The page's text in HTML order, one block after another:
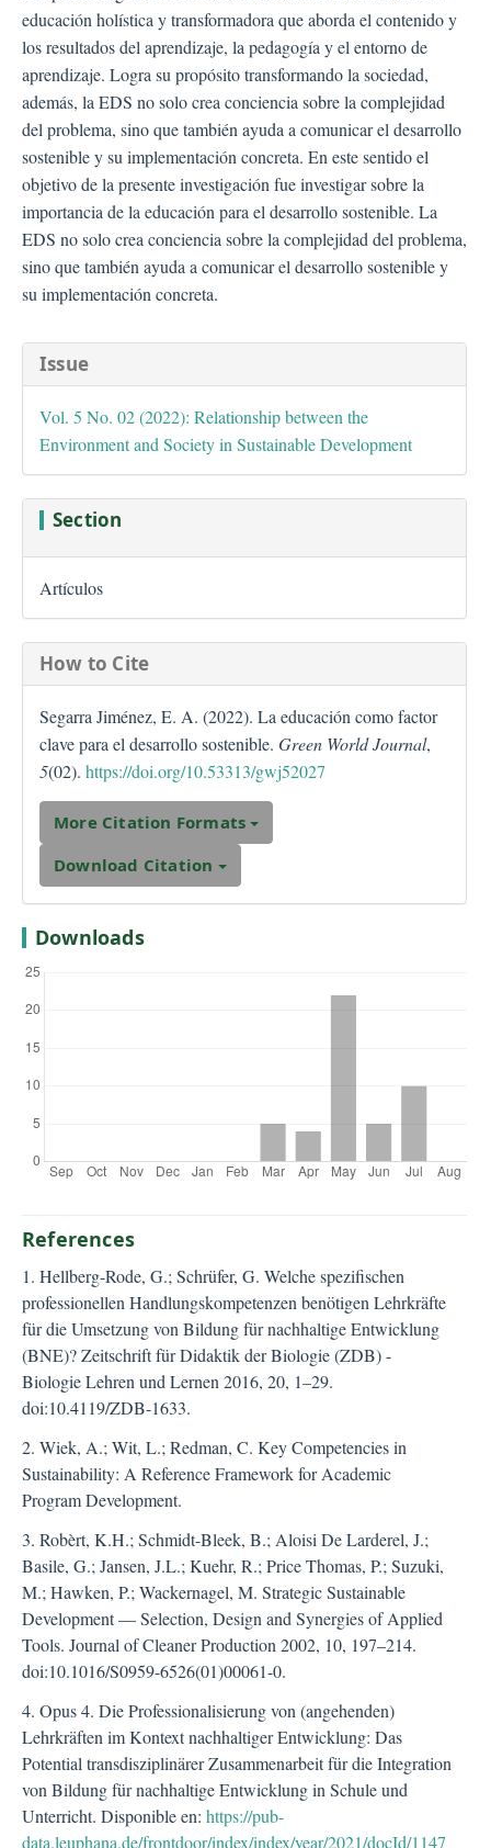
educación holística y transformadora que aborda el contenido y
los resultados del aprendizaje, la pedagogía y el entorno de
aprendizaje. Logra su propósito transformando la sociedad,
además, la EDS no solo crea conciencia sobre la complejidad
del problema, sino que también ayuda a comunicar el desarrollo
sostenible y su implementación concreta. En este sentido el
objetivo de la presente investigación fue investigar sobre la
importancia de la educación para el desarrollo sostenible. La
EDS no solo crea conciencia sobre la complejidad del problema,
sino que también ayuda a comunicar el desarrollo sostenible y
su implementación concreta.
Issue
Vol. 5 No. 02 (2022): Relationship between the
Environment and Society in Sustainable Development
Section
Artículos
How to Cite
Segarra Jiménez, E. A. (2022). La educación como factor
clave para el desarrollo sostenible. Green World Journal,
5(02). https://doi.org/10.53313/gwj52027
More Citation Formats
Download Citation
Downloads
References
1. Hellberg-Rode, G.; Schrüfer, G. Welche spezifischen
professionellen Handlungskompetenzen benötigen Lehrkräfte
für die Umsetzung von Bildung für nachhaltige Entwicklung
(BNE)? Zeitschrift für Didaktik der Biologie (ZDB) -
Biologie Lehren und Lernen 2016, 20, 1–29.
doi:10.4119/ZDB-1633.
2. Wiek, A.; Wit, L.; Redman, C. Key Competencies in
Sustainability: A Reference Framework for Academic
Program Development.
3. Robèrt, K.H.; Schmidt-Bleek, B.; Aloisi De Larderel, J.;
Basile, G.; Jansen, J.L.; Kuehr, R.; Price Thomas, P.; Suzuki,
M.; Hawken, P.; Wackernagel, M. Strategic Sustainable
Development — Selection, Design and Synergies of Applied
Tools. Journal of Cleaner Production 2002, 10, 197–214.
doi:10.1016/S0959-6526(01)00061-0.
4. Opus 4. Die Professionalisierung von (angehenden)
Lehrkräften im Kontext nachhaltiger Entwicklung: Das
Potential transdisziplinärer Zusammenarbeit für die Integration
von Bildung für nachhaltige Entwicklung in Schule und
Unterricht. Disponible en: https://pub-
data.leuphana.de/frontdoor/index/index/year/2021/docId/1147